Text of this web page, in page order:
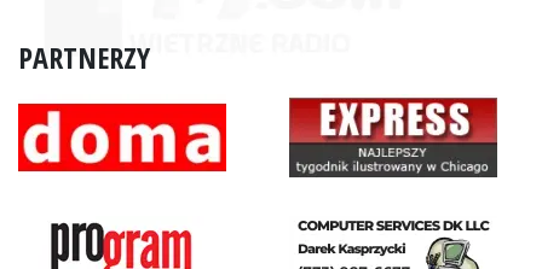
PARTNERZY